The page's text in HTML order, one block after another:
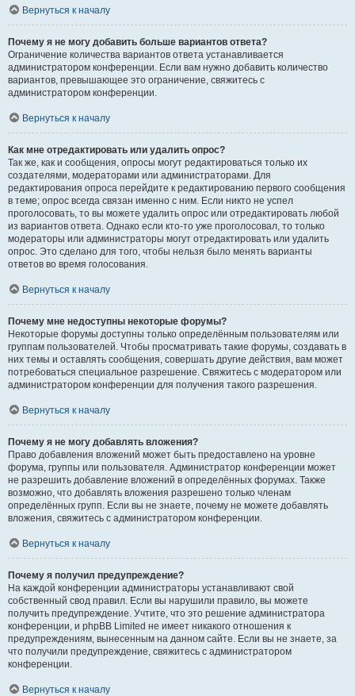
Вернуться к началу
Почему я не могу добавить больше вариантов ответа?
Ограничение количества вариантов ответа устанавливается
администратором конференции. Если вам нужно добавить количество
вариантов, превышающее это ограничение, свяжитесь с
администратором конференции.
Вернуться к началу
Как мне отредактировать или удалить опрос?
Так же, как и сообщения, опросы могут редактироваться только их
создателями, модераторами или администраторами. Для
редактирования опроса перейдите к редактированию первого сообщения
в теме; опрос всегда связан именно с ним. Если никто не успел
проголосовать, то вы можете удалить опрос или отредактировать любой
из вариантов ответа. Однако если кто-то уже проголосовал, то только
модераторы или администраторы могут отредактировать или удалить
опрос. Это сделано для того, чтобы нельзя было менять варианты
ответов во время голосования.
Вернуться к началу
Почему мне недоступны некоторые форумы?
Некоторые форумы доступны только определённым пользователям или
группам пользователей. Чтобы просматривать такие форумы, создавать в
них темы и оставлять сообщения, совершать другие действия, вам может
потребоваться специальное разрешение. Свяжитесь с модератором или
администратором конференции для получения такого разрешения.
Вернуться к началу
Почему я не могу добавлять вложения?
Право добавления вложений может быть предоставлено на уровне
форума, группы или пользователя. Администратор конференции может
не разрешить добавление вложений в определённых форумах. Также
возможно, что добавлять вложения разрешено только членам
определённых групп. Если вы не знаете, почему не можете добавлять
вложения, свяжитесь с администратором конференции.
Вернуться к началу
Почему я получил предупреждение?
На каждой конференции администраторы устанавливают свой
собственный свод правил. Если вы нарушили правило, вы можете
получить предупреждение. Учтите, что это решение администратора
конференции, и phpBB Limited не имеет никакого отношения к
предупреждениям, вынесенным на данном сайте. Если вы не знаете, за
что получили предупреждение, свяжитесь с администратором
конференции.
Вернуться к началу